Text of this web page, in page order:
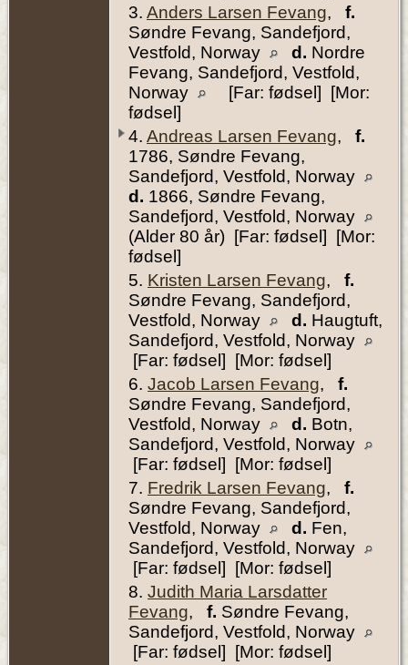
3. Anders Larsen Fevang, f.
Søndre Fevang, Sandefjord,
Vestfold, Norway
d. Nordre
Fevang, Sandefjord, Vestfold,
Norway
[Far: fødsel] [Mor:
fødsel]
4. Andreas Larsen Fevang, f.
1786, Søndre Fevang,
Sandefjord, Vestfold, Norway
d. 1866, Søndre Fevang,
Sandefjord, Vestfold, Norway
(Alder 80 år) [Far: fødsel] [Mor:
fødsel]
5. Kristen Larsen Fevang, f.
Søndre Fevang, Sandefjord,
Vestfold, Norway
d. Haugtuft,
Sandefjord, Vestfold, Norway
[Far: fødsel] [Mor: fødsel]
6. Jacob Larsen Fevang, f.
Søndre Fevang, Sandefjord,
Vestfold, Norway
d. Botn,
Sandefjord, Vestfold, Norway
[Far: fødsel] [Mor: fødsel]
7. Fredrik Larsen Fevang, f.
Søndre Fevang, Sandefjord,
Vestfold, Norway
d. Fen,
Sandefjord, Vestfold, Norway
[Far: fødsel] [Mor: fødsel]
8. Judith Maria Larsdatter
Fevang, f. Søndre Fevang,
Sandefjord, Vestfold, Norway
[Far: fødsel] [Mor: fødsel]